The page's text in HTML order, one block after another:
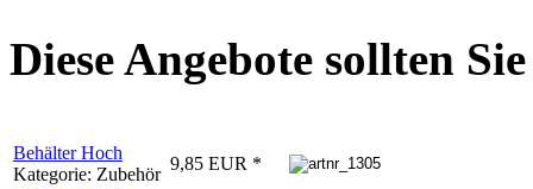
Diese Angebote sollten
Behälter Hoch
Kategorie: Zubehör
9,85 EUR *